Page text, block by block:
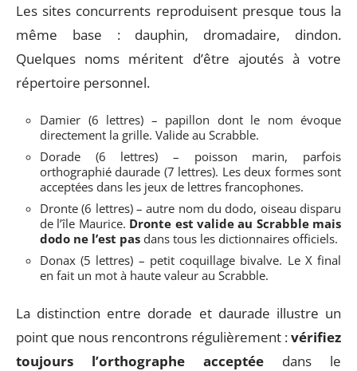
Les sites concurrents reproduisent presque tous la
même base : dauphin, dromadaire, dindon.
Quelques noms méritent d’être ajoutés à votre
répertoire personnel.
Damier (6 lettres) – papillon dont le nom évoque
directement la grille. Valide au Scrabble.
Dorade (6 lettres) – poisson marin, parfois
orthographié daurade (7 lettres). Les deux formes sont
acceptées dans les jeux de lettres francophones.
Dronte (6 lettres) – autre nom du dodo, oiseau disparu
de l’île Maurice. Dronte est valide au Scrabble mais
dodo ne l’est pas dans tous les dictionnaires officiels.
Donax (5 lettres) – petit coquillage bivalve. Le X final
en fait un mot à haute valeur au Scrabble.
La distinction entre dorade et daurade illustre un
point que nous rencontrons régulièrement :vérifiez
toujours l’orthographe acceptée dans le